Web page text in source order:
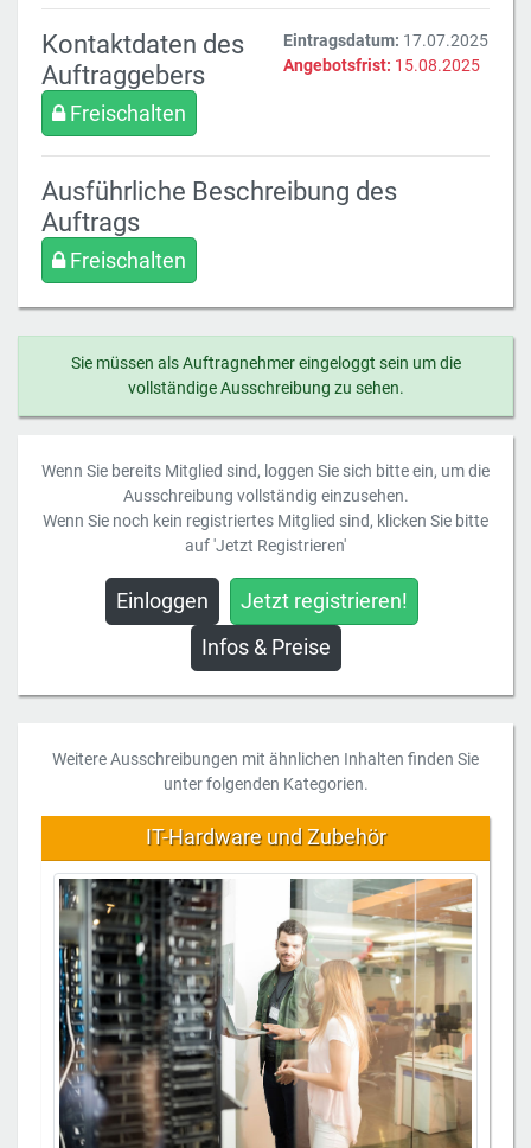
Kontaktdaten des
Auftraggebers
Freischalten
Eintragsdatum: 17.07.2025
Angebotsfrist: 15.08.2025
Ausführliche Beschreibung des
Auftrags
Freischalten
Sie müssen als Auftragnehmer eingeloggt sein um die
vollständige Ausschreibung zu sehen.
Wenn Sie bereits Mitglied sind, loggen Sie sich bitte ein, um die
Ausschreibung vollständig einzusehen.
Wenn Sie noch kein registriertes Mitglied sind, klicken Sie bitte
auf 'Jetzt Registrieren'
Einloggen
Jetzt registrieren!
Infos & Preise
Weitere Ausschreibungen mit ähnlichen Inhalten finden Sie
unter folgenden Kategorien.
IT-Hardware und Zubehör